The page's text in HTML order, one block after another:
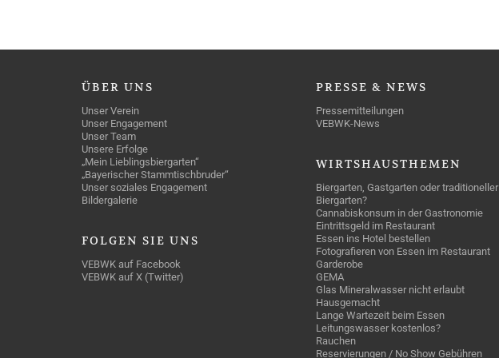
ÜBER UNS
Unser Verein
Unser Engagement
Unser Team
Unsere Erfolge
„Mein Lieblingsbiergarten“
„Bayerischer Stammtischbruder“
Unser soziales Engagement
Bildergalerie
FOLGEN SIE UNS
VEBWK auf Facebook
VEBWK auf X (Twitter)
PRESSE & NEWS
Pressemitteilungen
VEBWK-News
WIRTSHAUSTHEMEN
Biergarten, Gastgarten oder traditioneller
Biergarten?
Cannabiskonsum in der Gastronomie
Eintrittsgeld im Restaurant
Essen ins Hotel bestellen
Fotografieren von Essen im Restaurant
Garderobe
GEMA
Glas Mineralwasser nicht erlaubt
Hausgemacht
Lange Wartezeit beim Essen
Leitungswasser kostenlos?
Rauchen
Reservierungen / No Show Gebühren